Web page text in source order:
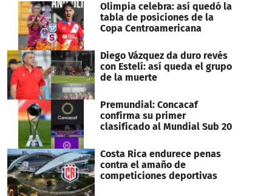
Olimpia celebra: así quedó la
tabla de posiciones de la
Copa Centroamericana
Diego Vázquez da duro revés
con Estelí: así queda el grupo
de la muerte
Premundial: Concacaf
confirma su primer
clasificado al Mundial Sub 20
Costa Rica endurece penas
contra el amaño de
competiciones deportivas